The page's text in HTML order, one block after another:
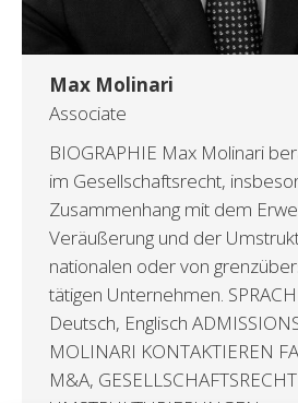
Max Molinari
Associate
BIOGRAPHIE Max Molinari
im Gesellschaftsrecht,
Zusammenhang mit dem
Veräußerung und der
nationalen oder von
tätigen Unternehmen.
Deutsch, Englisch
MOLINARI KONTAKTIEREN
M&A, GESELLSCHAFTSRECHT